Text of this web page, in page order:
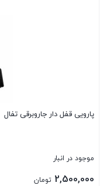
پارویی قفل دار جاروبرقی تفال
موجود در انبار
2,500,000 تومان